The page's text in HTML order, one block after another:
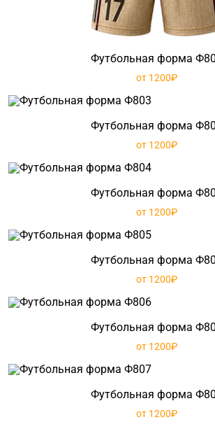
Футбольная форма
от 1200₽
Футбольная форма
от 1200₽
Футбольная форма
от 1200₽
Футбольная форма
от 1200₽
Футбольная форма
от 1200₽
Футбольная форма
от 1200₽